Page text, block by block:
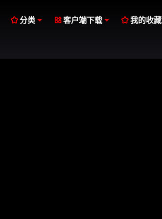
分类 客户端下载 我的收藏